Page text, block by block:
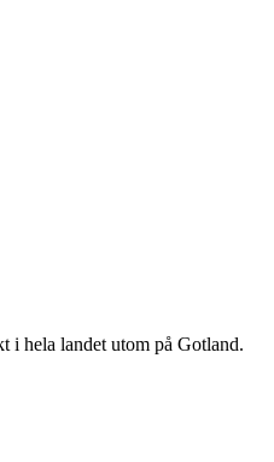
i hela landet utom på Gotland.